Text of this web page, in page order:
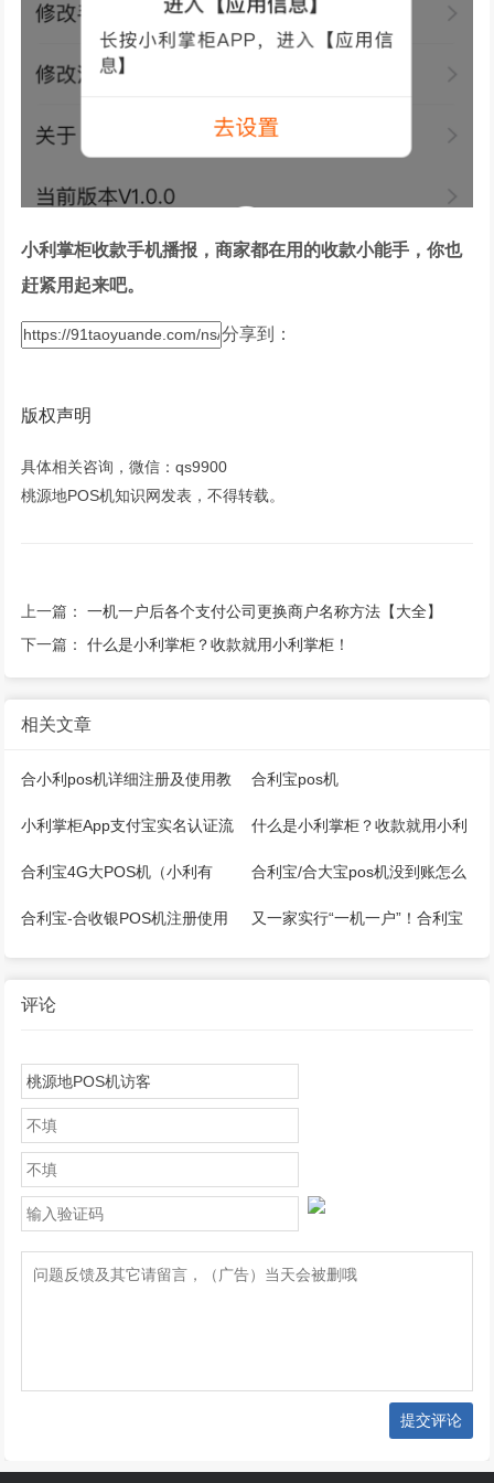
小利掌柜收款手机播报，商家都在用的收款小能手，你也
赶紧用起来吧。
分享到：
版权声明
具体相关咨询，微信：qs9900
桃源地POS机知识网发表，不得转载。
上一篇：一机一户后各个支付公司更换商户名称方法【大全】
下一篇：什么是小利掌柜？收款就用小利掌柜！
相关文章
合小利pos机详细注册及使用教
程
合利宝pos机
9935/9936/9984/9941/9942错
小利掌柜App支付宝实名认证流
程
什么是小利掌柜？收款就用小利
掌柜！
合利宝4G大POS机（小利有
客）自主注册教程！
合利宝/合大宝pos机没到账怎么
办？
合利宝-合收银POS机注册使用
教程！
又一家实行“一机一户”！合利宝
突发通知
评论
提交评论